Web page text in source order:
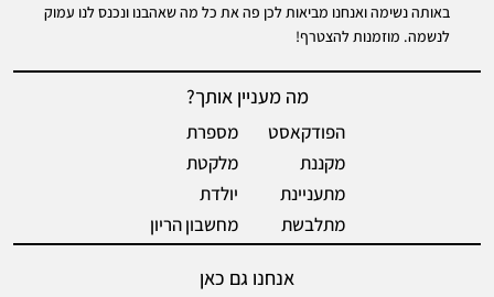
באותה נשימה ואנחנו מביאות לכן פה את כל מה שאהבנו ונכנס לנו עמוק
לנשמה. מוזמנות להצטרף!
מה מעניין אותך?
הפודקאסט
מקננת
מתעניינת
מתלבשת
מספרת
מלקטת
יולדת
מחשבון הריון
אנחנו גם כאן